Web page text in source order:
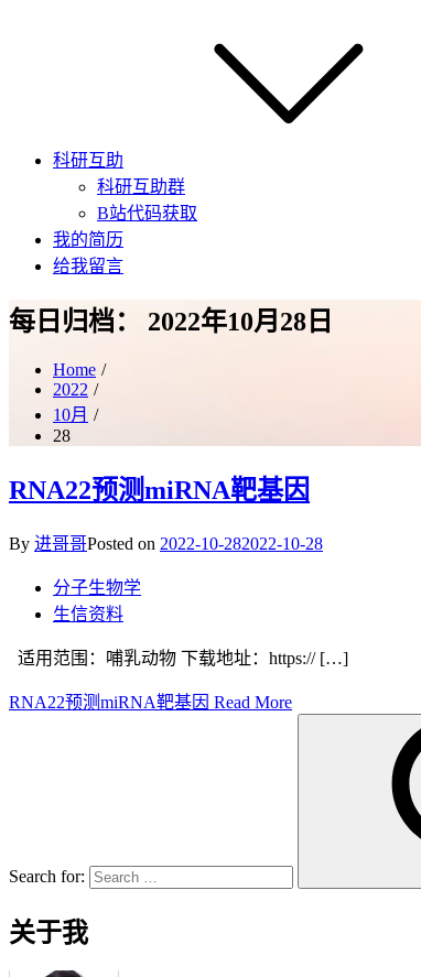
科研互助
科研互助群
B站代码获取
我的简历
给我留言
每日归档： 2022年10月28日
Home
2022
10月
28
RNA22预测miRNA靶基因
By 进哥哥Posted on 2022-10-282022-10-28
分子生物学
生信资料
适用范围：哺乳动物 下载地址：https:// […]
RNA22预测miRNA靶基因 Read More
Search for:
关于我